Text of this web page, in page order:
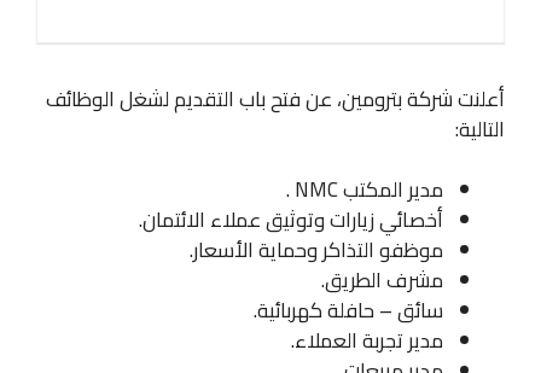
أعلنت شركة بترومين، عن فتح باب التقديم لشغل الوظائف
التالية:
مدير المكتب NMC .
أخصائي زيارات وتوثيق عملاء الائتمان.
موظفو التذاكر وحماية الأسعار.
مشرف الطريق.
سائق – حافلة كهربائية.
مدير تجربة العملاء.